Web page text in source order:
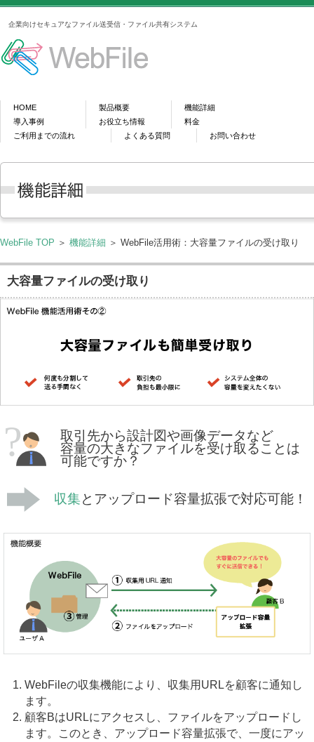
企業向けセキュアなファイル送受信・ファイル共有システム
HOME 製品概要
機能詳細
導入事例
お役立ち情報
料金
ご利用までの流れ
よくある質問 お問い合わせ
WebFile TOP ＞ 機能詳細 ＞ WebFile活用術：大容量ファイルの受け取り
大容量ファイルの受け取り
取引先から設計図や画像データなど
容量の大きなファイルを受け取ることは
可能ですか？
収集とアップロード容量拡張で対応可能！
WebFileの収集機能により、収集用URLを顧客に通知し
ます。
顧客BはURLにアクセスし、ファイルをアップロードし
ます。このとき、アップロード容量拡張で、一度にアッ